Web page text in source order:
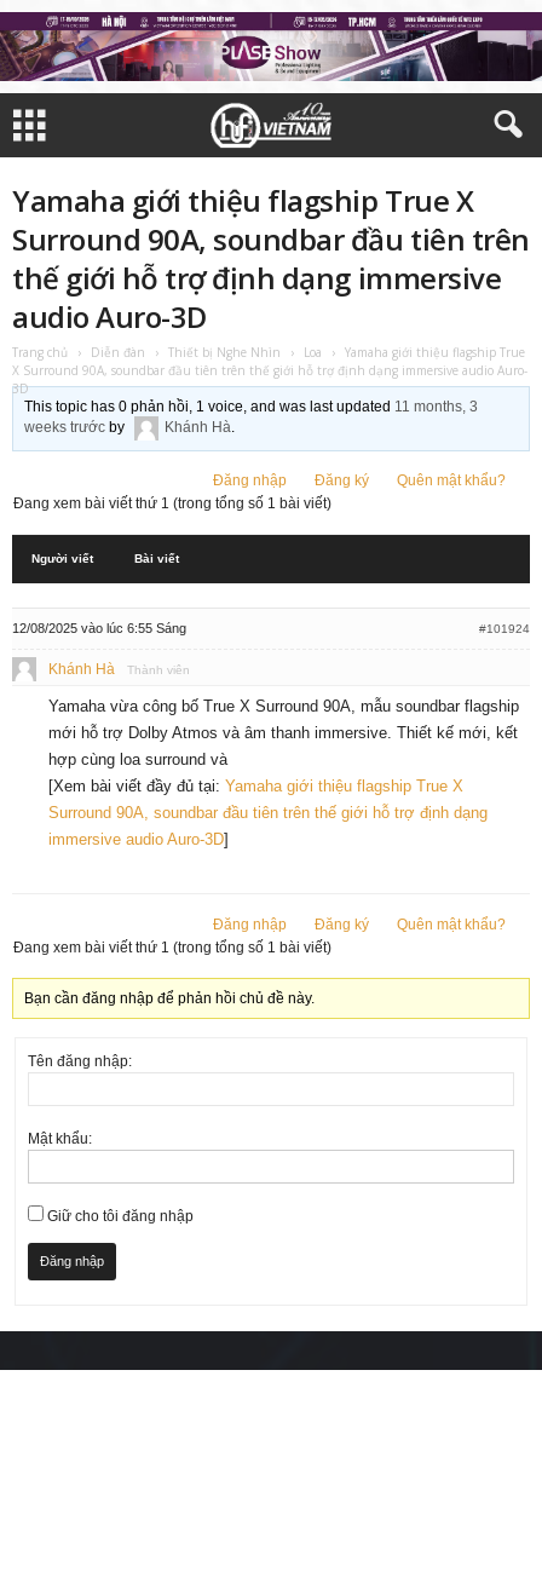
Yamaha giới thiệu flagship True X
Surround 90A, soundbar đầu tiên trên
thế giới hỗ trợ định dạng immersive
audio Auro-3D
Trang chủ › Diễn đàn › Thiết bị Nghe Nhìn › Loa › Yamaha giới thiệu flagship True
X Surround 90A, soundbar đầu tiên trên thế giới hỗ trợ định dạng immersive audio Auro-
3D
This topic has 0 phản hồi, 1 voice, and was last updated 11 months, 3
weeks trước by Khánh Hà.
Đăng nhập Đăng ký
Quên mật khẩu?
Đang xem bài viết thứ 1 (trong tổng số 1 bài viết)
Người viết Bài viết
12/08/2025 vào lúc 6:55 Sáng #101924
Khánh Hà Thành viên
Yamaha vừa công bố True X Surround 90A, mẫu soundbar flagship
mới hỗ trợ Dolby Atmos và âm thanh immersive. Thiết kế mới, kết
hợp cùng loa surround và
[Xem bài viết đầy đủ tại: Yamaha giới thiệu flagship True X
Surround 90A, soundbar đầu tiên trên thế giới hỗ trợ định dạng
immersive audio Auro-3D]
Đăng nhập Đăng ký
Quên mật khẩu?
Đang xem bài viết thứ 1 (trong tổng số 1 bài viết)
Bạn cần đăng nhập để phản hồi chủ đề này.
Tên đăng nhập:
Mật khẩu:
Giữ cho tôi đăng nhập
Đăng nhập